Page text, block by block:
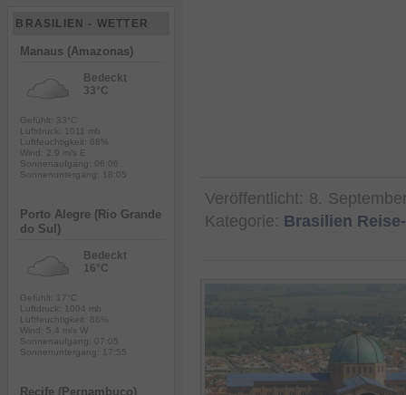
Veröffentlicht: 8.
Kategorie: Brasilien
BRASILIEN - WETTER
Manaus (Amazonas)
Bedeckt
33°C
Gefühlt: 33°C
Luftdruck: 1011 mb
Luftfeuchtigkeit: 68%
Wind: 2.9 m/s E
Sonnenaufgang: 06:06
Sonnenuntergang: 18:05
Porto Alegre (Rio Grande
do Sul)
Bedeckt
16°C
Gefühlt: 17°C
Luftdruck: 1004 mb
Luftfeuchtigkeit: 86%
Wind: 5.4 m/s W
Sonnenaufgang: 07:05
Sonnenuntergang: 17:55
Recife (Pernambuco)